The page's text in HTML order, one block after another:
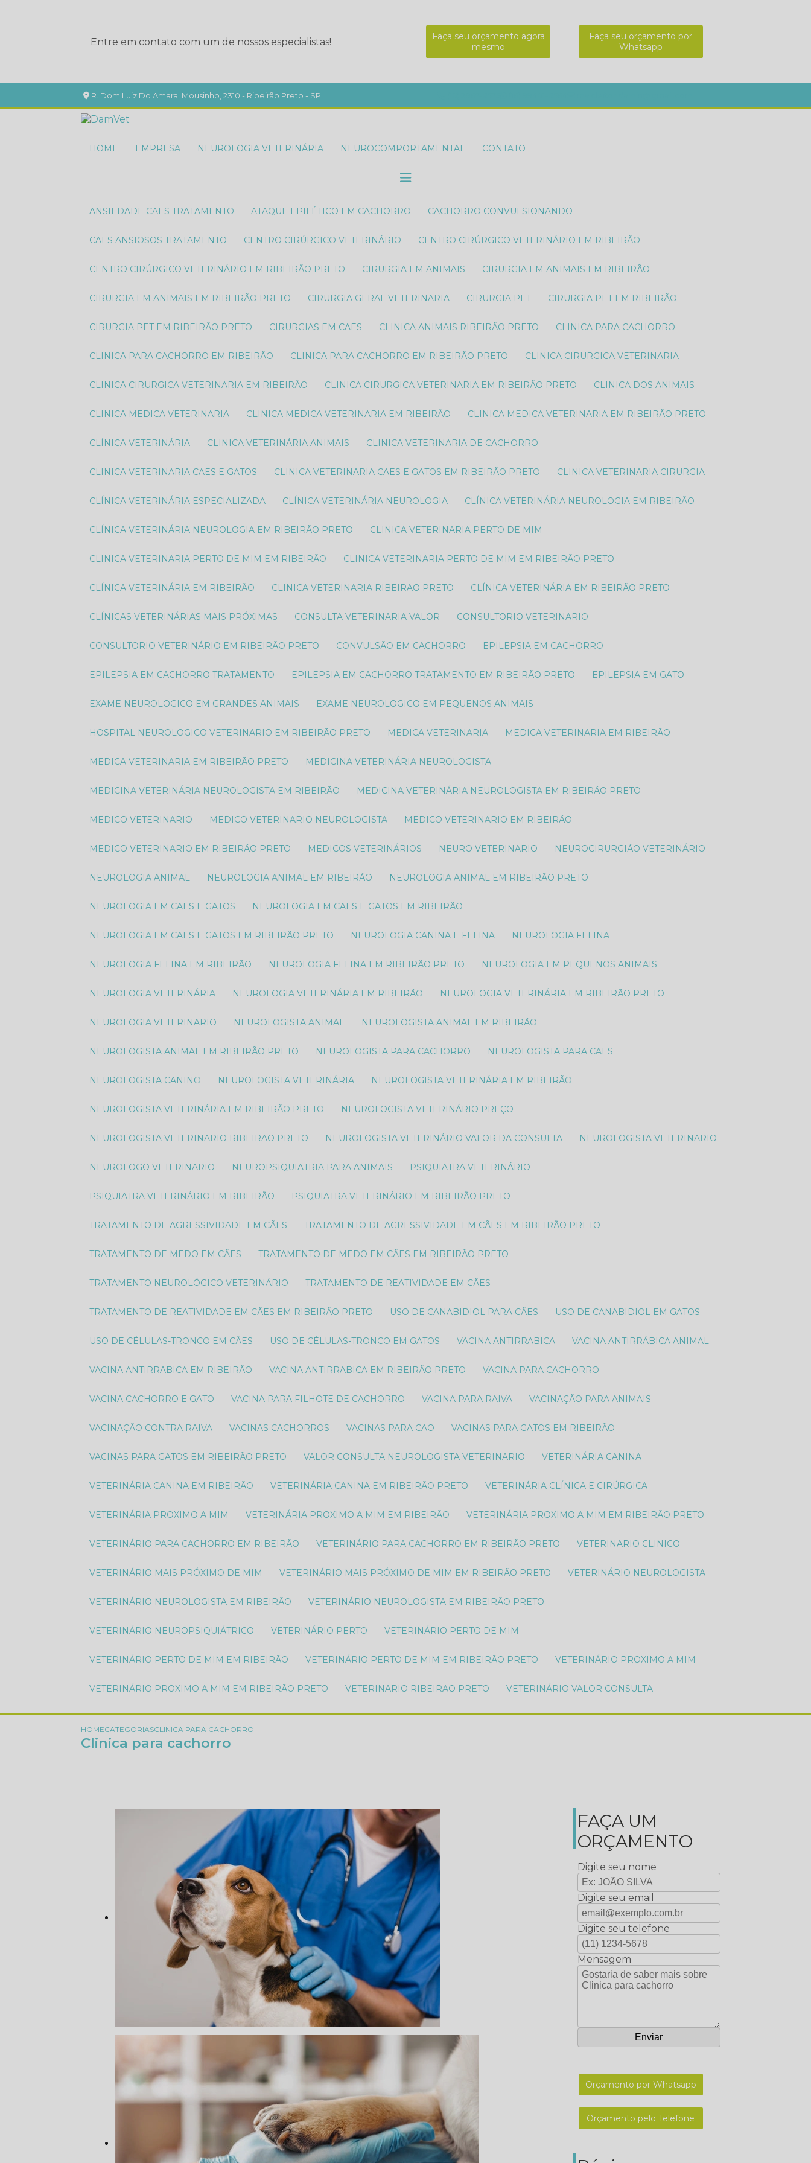
Entre em contato com um de nossos especialistas!
Faça seu orçamento agora
mesmo
Faça seu orçamento por
Whatsapp
R. Dom Luiz Do Amaral Mousinho, 2310 - Ribeirão Preto - SP
HOME EMPRESA NEUROLOGIA VETERINÁRIA NEUROCOMPORTAMENTAL CONTATO
ANSIEDADE CAES TRATAMENTO ATAQUE EPILÉTICO EM CACHORRO CACHORRO CONVULSIONANDO
CAES ANSIOSOS TRATAMENTO CENTRO CIRÚRGICO VETERINÁRIO CENTRO CIRÚRGICO VETERINÁRIO EM RIBEIRÃO
CENTRO CIRÚRGICO VETERINÁRIO EM RIBEIRÃO PRETO CIRURGIA EM ANIMAIS CIRURGIA EM ANIMAIS EM RIBEIRÃO
CIRURGIA EM ANIMAIS EM RIBEIRÃO PRETO CIRURGIA GERAL VETERINARIA CIRURGIA PET CIRURGIA PET EM RIBEIRÃO
CIRURGIA PET EM RIBEIRÃO PRETO CIRURGIAS EM CAES CLINICA ANIMAIS RIBEIRÃO PRETO CLINICA PARA CACHORRO
CLINICA PARA CACHORRO EM RIBEIRÃO CLINICA PARA CACHORRO EM RIBEIRÃO PRETO CLINICA CIRURGICA VETERINARIA
CLINICA CIRURGICA VETERINARIA EM RIBEIRÃO CLINICA CIRURGICA VETERINARIA EM RIBEIRÃO PRETO CLINICA DOS ANIMAIS
CLINICA MEDICA VETERINARIA CLINICA MEDICA VETERINARIA EM RIBEIRÃO CLINICA MEDICA VETERINARIA EM RIBEIRÃO PRETO
CLÍNICA VETERINÁRIA CLINICA VETERINÁRIA ANIMAIS CLINICA VETERINARIA DE CACHORRO
CLINICA VETERINARIA CAES E GATOS CLINICA VETERINARIA CAES E GATOS EM RIBEIRÃO PRETO CLINICA VETERINARIA CIRURGIA
CLÍNICA VETERINÁRIA ESPECIALIZADA CLÍNICA VETERINÁRIA NEUROLOGIA CLÍNICA VETERINÁRIA NEUROLOGIA EM RIBEIRÃO
CLÍNICA VETERINÁRIA NEUROLOGIA EM RIBEIRÃO PRETO CLINICA VETERINARIA PERTO DE MIM
CLINICA VETERINARIA PERTO DE MIM EM RIBEIRÃO CLINICA VETERINARIA PERTO DE MIM EM RIBEIRÃO PRETO
CLÍNICA VETERINÁRIA EM RIBEIRÃO CLINICA VETERINARIA RIBEIRAO PRETO CLÍNICA VETERINÁRIA EM RIBEIRÃO PRETO
CLÍNICAS VETERINÁRIAS MAIS PRÓXIMAS CONSULTA VETERINARIA VALOR CONSULTORIO VETERINARIO
CONSULTORIO VETERINÁRIO EM RIBEIRÃO PRETO CONVULSÃO EM CACHORRO EPILEPSIA EM CACHORRO
EPILEPSIA EM CACHORRO TRATAMENTO EPILEPSIA EM CACHORRO TRATAMENTO EM RIBEIRÃO PRETO EPILEPSIA EM GATO
EXAME NEUROLOGICO EM GRANDES ANIMAIS​ EXAME NEUROLOGICO EM PEQUENOS ANIMAIS​
HOSPITAL NEUROLOGICO VETERINARIO EM RIBEIRÃO PRETO MEDICA VETERINARIA MEDICA VETERINARIA EM RIBEIRÃO
MEDICA VETERINARIA EM RIBEIRÃO PRETO MEDICINA VETERINÁRIA NEUROLOGISTA
MEDICINA VETERINÁRIA NEUROLOGISTA EM RIBEIRÃO MEDICINA VETERINÁRIA NEUROLOGISTA EM RIBEIRÃO PRETO
MEDICO VETERINARIO MEDICO VETERINARIO NEUROLOGISTA MEDICO VETERINARIO EM RIBEIRÃO
MEDICO VETERINARIO EM RIBEIRÃO PRETO MEDICOS VETERINÁRIOS NEURO VETERINARIO NEUROCIRURGIÃO VETERINÁRIO
NEUROLOGIA ANIMAL​ NEUROLOGIA ANIMAL​ EM RIBEIRÃO NEUROLOGIA ANIMAL​ EM RIBEIRÃO PRETO
NEUROLOGIA EM CAES E GATOS NEUROLOGIA EM CAES E GATOS EM RIBEIRÃO
NEUROLOGIA EM CAES E GATOS EM RIBEIRÃO PRETO NEUROLOGIA CANINA E FELINA NEUROLOGIA FELINA
NEUROLOGIA FELINA EM RIBEIRÃO NEUROLOGIA FELINA EM RIBEIRÃO PRETO NEUROLOGIA EM PEQUENOS ANIMAIS
NEUROLOGIA VETERINÁRIA NEUROLOGIA VETERINÁRIA EM RIBEIRÃO NEUROLOGIA VETERINÁRIA EM RIBEIRÃO PRETO
NEUROLOGIA VETERINARIO NEUROLOGISTA ANIMAL​ NEUROLOGISTA ANIMAL​ EM RIBEIRÃO
NEUROLOGISTA ANIMAL​ EM RIBEIRÃO PRETO NEUROLOGISTA PARA CACHORRO NEUROLOGISTA PARA CAES
NEUROLOGISTA CANINO NEUROLOGISTA VETERINÁRIA NEUROLOGISTA VETERINÁRIA EM RIBEIRÃO
NEUROLOGISTA VETERINÁRIA EM RIBEIRÃO PRETO NEUROLOGISTA VETERINÁRIO PREÇO
NEUROLOGISTA VETERINARIO RIBEIRAO PRETO​ NEUROLOGISTA VETERINÁRIO VALOR DA CONSULTA NEUROLOGISTA VETERINARIO​
NEUROLOGO VETERINARIO NEUROPSIQUIATRIA PARA ANIMAIS PSIQUIATRA VETERINÁRIO
PSIQUIATRA VETERINÁRIO EM RIBEIRÃO PSIQUIATRA VETERINÁRIO EM RIBEIRÃO PRETO
TRATAMENTO DE AGRESSIVIDADE EM CÃES TRATAMENTO DE AGRESSIVIDADE EM CÃES EM RIBEIRÃO PRETO
TRATAMENTO DE MEDO EM CÃES TRATAMENTO DE MEDO EM CÃES EM RIBEIRÃO PRETO
TRATAMENTO NEUROLÓGICO VETERINÁRIO TRATAMENTO DE REATIVIDADE EM CÃES
TRATAMENTO DE REATIVIDADE EM CÃES EM RIBEIRÃO PRETO USO DE CANABIDIOL PARA CÃES USO DE CANABIDIOL EM GATOS
USO DE CÉLULAS-TRONCO EM CÃES USO DE CÉLULAS-TRONCO EM GATOS VACINA ANTIRRABICA VACINA ANTIRRÁBICA ANIMAL
VACINA ANTIRRABICA EM RIBEIRÃO VACINA ANTIRRABICA EM RIBEIRÃO PRETO VACINA PARA CACHORRO
VACINA CACHORRO E GATO VACINA PARA FILHOTE DE CACHORRO VACINA PARA RAIVA VACINAÇÃO PARA ANIMAIS
VACINAÇÃO CONTRA RAIVA VACINAS CACHORROS VACINAS PARA CAO VACINAS PARA GATOS EM RIBEIRÃO
VACINAS PARA GATOS EM RIBEIRÃO PRETO VALOR CONSULTA NEUROLOGISTA VETERINARIO VETERINÁRIA CANINA
VETERINÁRIA CANINA EM RIBEIRÃO VETERINÁRIA CANINA EM RIBEIRÃO PRETO VETERINÁRIA CLÍNICA E CIRÚRGICA
VETERINÁRIA PROXIMO A MIM VETERINÁRIA PROXIMO A MIM EM RIBEIRÃO VETERINÁRIA PROXIMO A MIM EM RIBEIRÃO PRETO
VETERINÁRIO PARA CACHORRO EM RIBEIRÃO VETERINÁRIO PARA CACHORRO EM RIBEIRÃO PRETO VETERINARIO CLINICO
VETERINÁRIO MAIS PRÓXIMO DE MIM VETERINÁRIO MAIS PRÓXIMO DE MIM EM RIBEIRÃO PRETO VETERINÁRIO NEUROLOGISTA
VETERINÁRIO NEUROLOGISTA EM RIBEIRÃO VETERINÁRIO NEUROLOGISTA EM RIBEIRÃO PRETO
VETERINÁRIO NEUROPSIQUIÁTRICO VETERINÁRIO PERTO VETERINÁRIO PERTO DE MIM
VETERINÁRIO PERTO DE MIM EM RIBEIRÃO VETERINÁRIO PERTO DE MIM EM RIBEIRÃO PRETO VETERINÁRIO PROXIMO A MIM
VETERINÁRIO PROXIMO A MIM EM RIBEIRÃO PRETO VETERINARIO RIBEIRAO PRETO VETERINÁRIO VALOR CONSULTA
HOMECATEGORIASCLINICA PARA CACHORRO
Clinica para cachorro
FAÇA UM
ORÇAMENTO
Digite seu nome
Digite seu email
Digite seu telefone
Mensagem
Orçamento por Whatsapp
Orçamento pelo Telefone